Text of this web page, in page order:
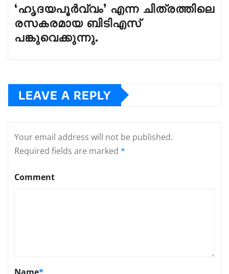
‘ഹൃദയപൂർവ്വം’ എന്ന ചിത്രത്തിലെ
രസകരമായ ബിടിഎസ്
പങ്കുവെക്കുന്നു.
LEAVE A REPLY
Your email address will not be published.
Required fields are marked *
Comment